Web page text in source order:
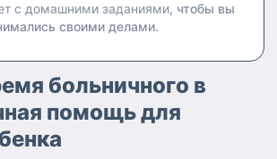
с домашними заданиями, чтобы вы
своими делами.
больничного в
помощь для